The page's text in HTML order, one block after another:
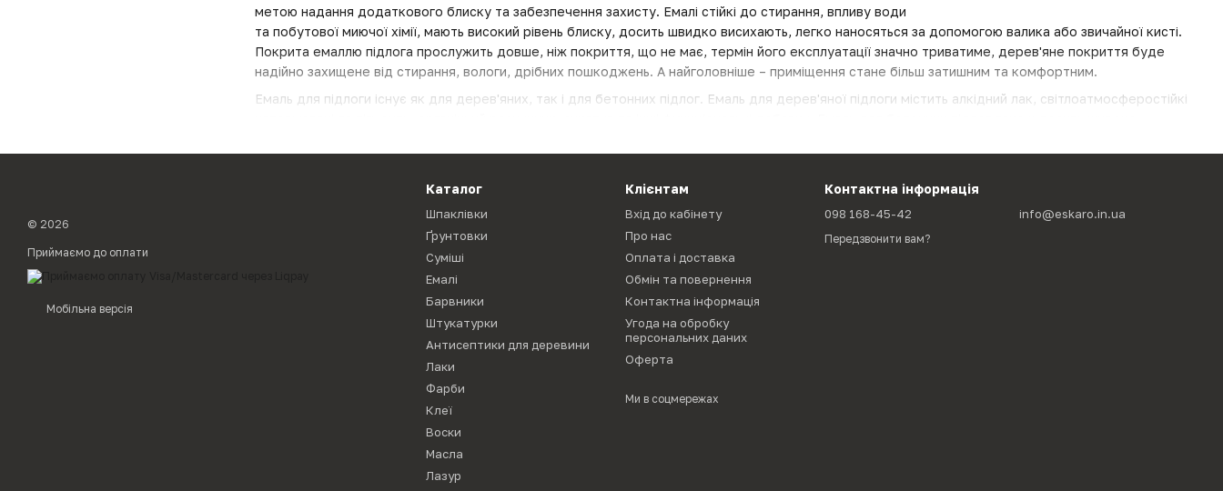
метою надання додаткового блиску та забезпечення захисту. Емалі стійкі до стирання, впливу води
та побутової миючої хімії, мають високий рівень блиску, досить швидко висихають, легко наносяться за допомогою валика або звичайної кисті.
Покрита емаллю підлога прослужить довше, ніж покриття, що не має, термін його експлуатації значно триватиме, дерев'яне покриття буде
надійно захищене від стирання, вологи, дрібних пошкоджень. А найголовніше – приміщення стане більш затишним та комфортним.
Емаль для підлоги існує як для дерев'яних, так і для бетонних підлог. Емаль для дерев'яної підлоги містить алкідний лак, світлоатмосферостійкі
промислових приміщеннях, гаражах, автомайстернях, витримує сильні механічні впливи, наприклад, складські роботи або рух автомобілів), а
пігменти, синтетичний полімер, сикатив, зносостійкі наповнювачі та органічні розчинники.
© 2026
Приймаємо до оплати
Мобільна версія
Каталог
Шпаклівки
Ґрунтовки
Суміші
Емалі
Барвники
Штукатурки
Антисептики для деревини
Лаки
Фарби
Клеї
Воски
Масла
Лазур
Клієнтам
Вхід до кабінету
Про нас
Оплата і доставка
Обмін та повернення
Контактна інформація
Угода на обробку
персональних даних
Оферта
Ми в соцмережах
Контактна інформація
098 168-45-42
Передзвонити вам?
info@eskaro.in.ua